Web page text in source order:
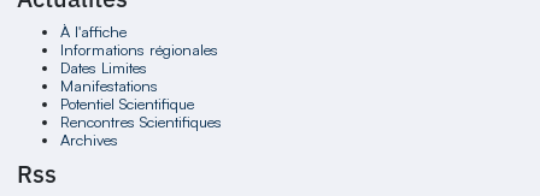
À l'affiche
Informations régionales
Dates Limites
Manifestations
Potentiel Scientifique
Rencontres Scientifiques
Archives
Rss